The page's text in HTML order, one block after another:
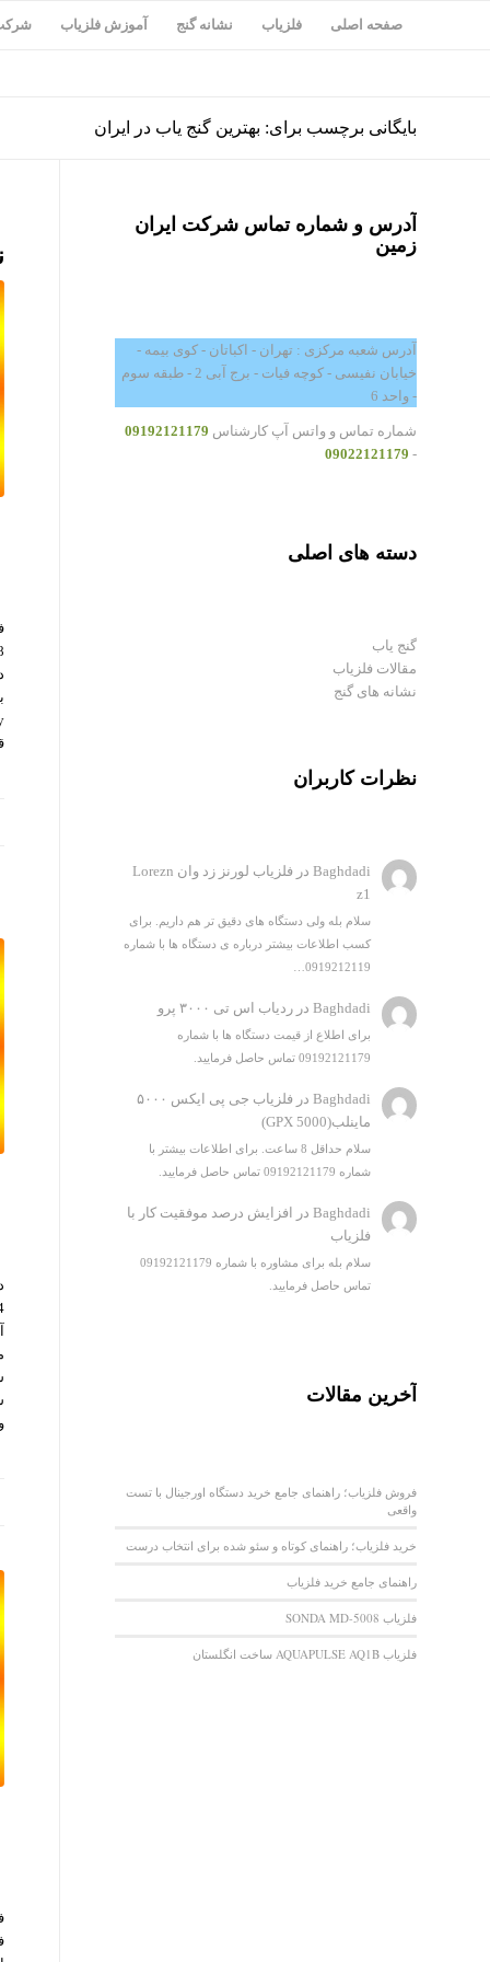
صفحه اصلی فلزیاب نشانه گنج آموزش فلزیاب
بایگانی برچسب برای: بهترین گنج یاب در ایران
آدرس و شماره تماس شرکت ایران
زمین
آدرس شعبه مرکزی : تهران - اکباتان - کوی بیمه -
خیابان نفیسی - کوچه فیات - برج آبی 2 - طبقه سوم
- واحد 6
شماره تماس و واتس آپ کارشناس 09192121179
-
09022121179
دسته های اصلی
گنج یاب
مقالات فلزیاب
نشانه های گنج
نظرات کاربران
Baghdadi در
فلزیاب لورنز زد وان Lorezn
z1
سلام بله ولی دستگاه های دقیق تر هم داریم. برای
کسب اطلاعات بیشتر درباره ی دستگاه ها با شماره
0919212119…
Baghdadi درردیاب اس تی ۳۰۰۰ پرو
برای اطلاع از قیمت دستگاه ها با شماره
09192121179 تماس حاصل فرمایید.
Baghdadi در
فلزیاب جی پی ایکس ۵۰۰۰
ماینلب(GPX 5000)
سلام حداقل 8 ساعت. برای اطلاعات بیشتر با
شماره 09192121179 تماس حاصل فرمایید.
Baghdadi در
افزایش درصد موفقیت کار با
فلزیاب
سلام بله برای مشاوره با شماره 09192121179
تماس حاصل فرمایید.
آخرین مقالات
فروش فلزیاب؛ راهنمای جامع خرید دستگاه اورجینال با تست
واقعی
خرید فلزیاب؛ راهنمای کوتاه و سئو شده برای انتخاب درست
راهنمای جامع خرید فلزیاب
فلزیاب SONDA MD-5008
فلزیاب AQUAPULSE AQ1B ساخت انگلستان